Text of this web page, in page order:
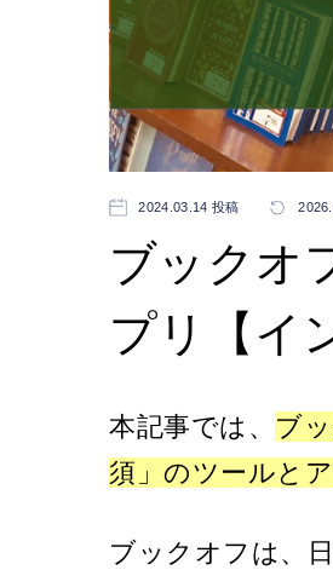
2024.03.14 投稿
ブックオ
プリ【イ
本記事では、 ブ
須」のツールと
ブックオフは、